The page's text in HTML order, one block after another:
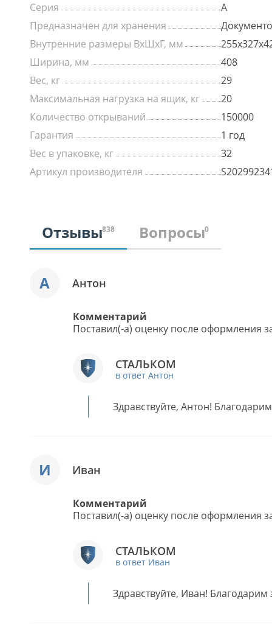
Серия
А
Предназначен для хранения
Внутренние размеры ВхШхГ, мм
Ширина, мм
408
Вес, кг
29
Максимальная нагрузка на ящик, кг
20
Количество открываний
150000
Гарантия
1 год
Вес в упаковке, кг
32
Артикул производителя
Отзывы838 Вопросы0
А Антон
Комментарий
Поставил(-а) оценку после оформления
СТАЛЬКОМ
в ответ Антон
Здравствуйте, Антон!
И Иван
Комментарий
Поставил(-а) оценку после оформления
СТАЛЬКОМ
в ответ Иван
Здравствуйте, Иван! Благодарим